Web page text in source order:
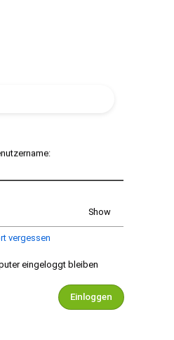
Show
vergessen
eingeloggt bleiben
Einloggen